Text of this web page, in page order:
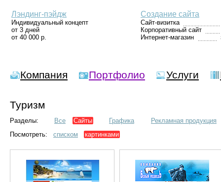
Лэндинг-пэйдж
Индивидуальный концепт
от 3 дней
от 40 000 р.
Создание сайта
Сайт-визитка
Корпоративный сайт
Интернет-магазин
Компания Портфолио Услуги
Туризм
Разделы: Все Сайты Графика
Рекламная продукция
Посмотреть: списком картинками